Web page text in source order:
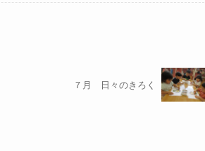
７月 日々のきろく